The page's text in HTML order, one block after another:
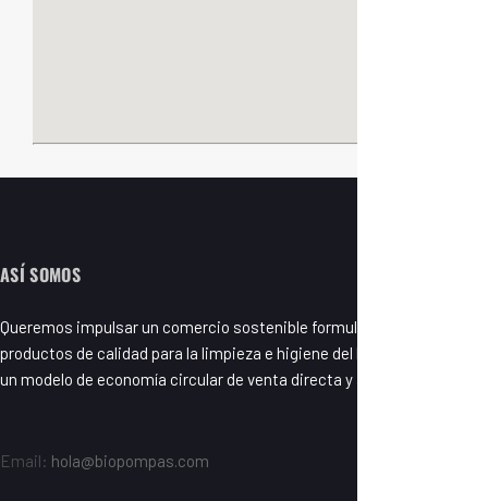
ASÍ SOMOS
Queremos impulsar un comercio sostenible formulando y fabricando
productos de calidad para la limpieza e higiene del hogar basados en
un modelo de economía circular de venta directa y a granel.
Email: hola@biopompas.com